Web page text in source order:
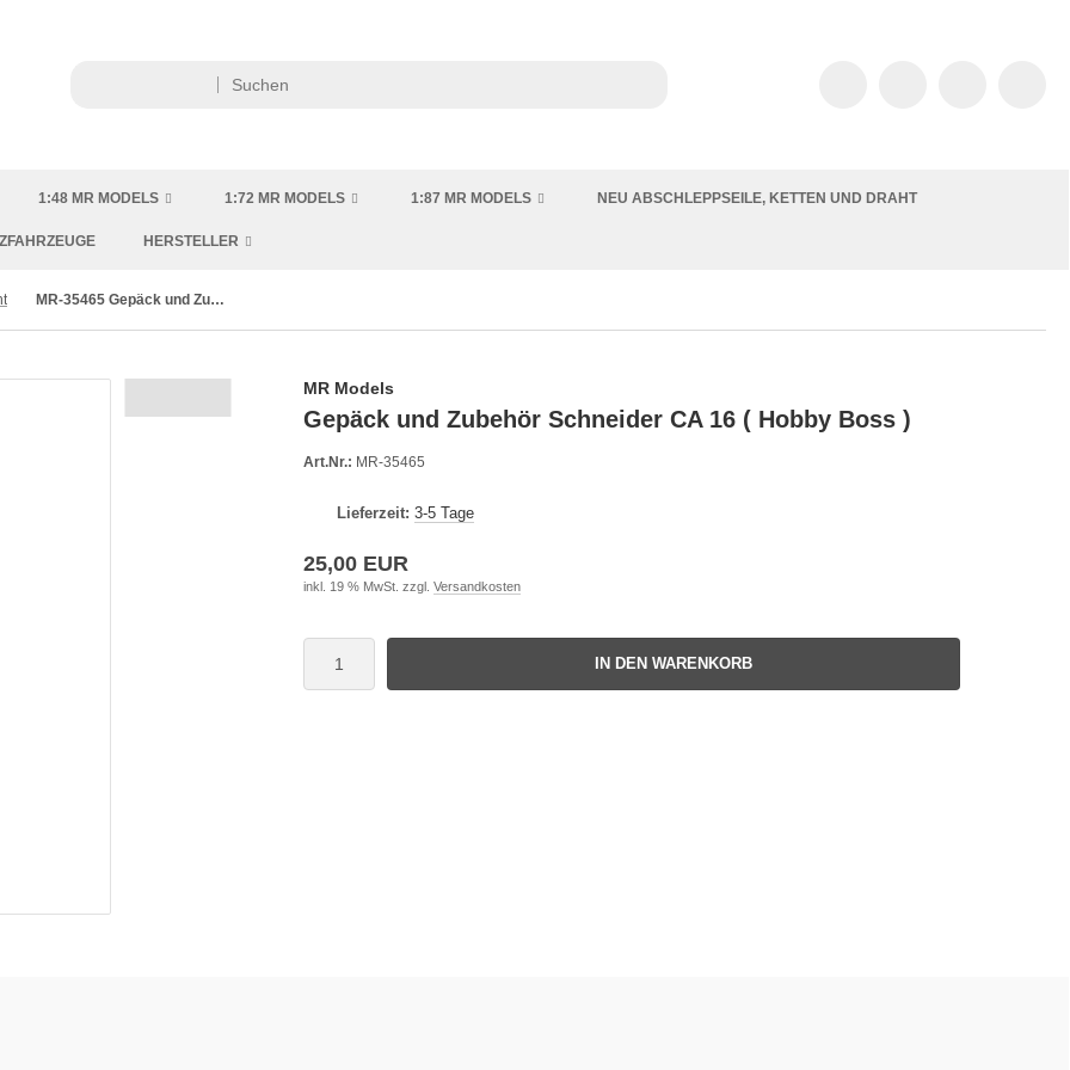
1:48 MR MODELS 1:72 MR MODELS 1:87 MR MODELS NEU ABSCHLEPPSEILE, KETTEN UND DRAHT
HERSTELLER
MR-35465 Gepäck und Zubehör Schneider CA 16 ( Hobby Boss )
MR Models
Gepäck und Zubehör Schneider CA 16 ( Hobby Boss )
Art.Nr.: MR-35465
Lieferzeit: 3-5 Tage
25,00 EUR
inkl. 19 % MwSt. zzgl. Versandkosten
IN DEN WARENKORB